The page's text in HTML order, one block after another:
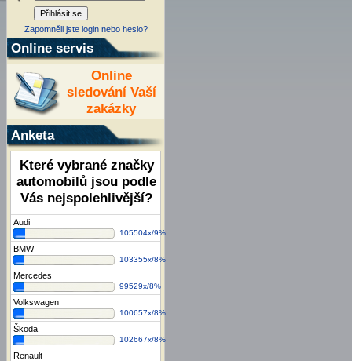
Zapomněli jste login nebo heslo?
Online servis
Online
sledování Vaší
zakázky
Anketa
Které vybrané značky
automobilů jsou podle
Vás nejspolehlivější?
Audi
105504x/9%
BMW
103355x/8%
Mercedes
99529x/8%
Volkswagen
100657x/8%
Škoda
102667x/8%
Renault